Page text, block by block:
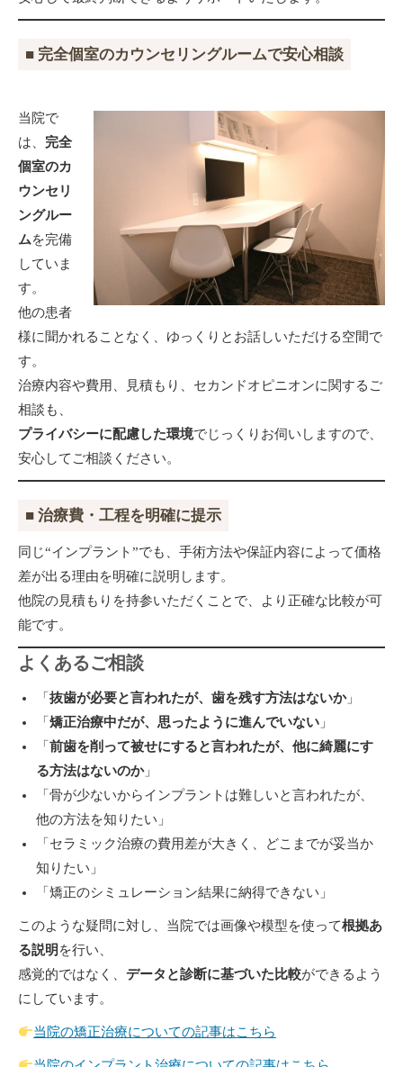
■ 完全個室のカウンセリングルームで安心相談
当院で
は、 完全
個室のカ
ウンセリ
ングルー
ムを完備
していま
す。
他の患者
様に聞かれることなく、ゆっくりとお話しいただける空間で
す。
治療内容や費用、見積もり、セカンドオピニオンに関するご
相談も、
プライバシーに配慮した環境でじっくりお伺いしますので、
安心してご相談ください。
■ 治療費・工程を明確に提示
同じ“インプラント”でも、手術方法や保証内容によって価格
差が出る理由を明確に説明します。
他院の見積もりを持参いただくことで、より正確な比較が可
能です。
よくあるご相談
「 抜歯が必要と言われたが、歯を残す方法はないか」
「 矯正治療中だが、思ったように進んでいない 」
「 前歯を削って被せにすると言われたが、他に綺麗にす
る方法はないのか」
「骨が少ないからインプラントは難しいと言われたが、
他の方法を知りたい」
「セラミック治療の費用差が大きく、どこまでが妥当か
知りたい」
「矯正のシミュレーション結果に納得できない」
このような疑問に対し、当院では画像や模型を使って根拠あ
る説明 を行い、
感覚的ではなく、 データと診断に基づいた比較ができるよう
にしています。
当院の矯正治療についての記事はこちら